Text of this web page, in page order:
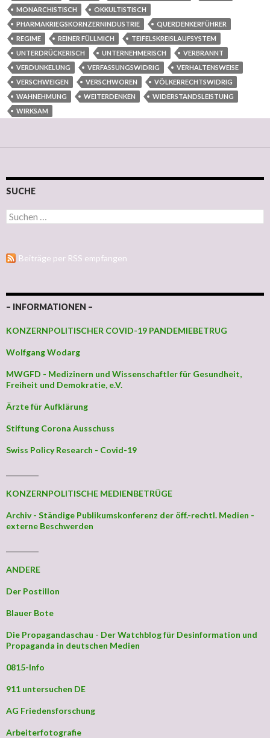
MONARCHISTISCH
OKKULTISTISCH
PHARMAKRIEGSKORNZERNINDUSTRIE
QUERDENKERFÜHRER
REGIME
REINER FÜLLMICH
TEIFELSKREISLAUFSYSTEM
UNTERDRÜCKERISCH
UNTERNEHMERISCH
VERBRANNT
VERDUNKELUNG
VERFASSUNGSWIDRIG
VERHALTENSWEISE
VERSCHWEIGEN
VERSCHWOREN
VÖLKERRECHTSWIDRIG
WAHNEHMUNG
WEITERDENKEN
WIDERSTANDSLEISTUNG
WIRKSAM
SUCHE
Suchen nach:
Beiträge per RSS empfangen
– INFORMATIONEN –
KONZERNPOLITISCHER COVID-19 PANDEMIEBETRUG
Wolfgang Wodarg
MWGFD - Medizinern und Wissenschaftler für Gesundheit,
Freiheit und Demokratie, e.V.
Ärzte für Aufklärung
Stiftung Corona Ausschuss
Swiss Policy Research - Covid-19
KONZERNPOLITISCHE MEDIENBETRÜGE
Archiv - Ständige Publikumskonferenz der öff.-rechtl. Medien -
externe Beschwerden
ANDERE
Der Postillon
Blauer Bote
Die Propagandaschau - Der Watchblog für Desinformation und
Propaganda in deutschen Medien
0815-Info
911 untersuchen DE
AG Friedensforschung
Arbeiterfotografie